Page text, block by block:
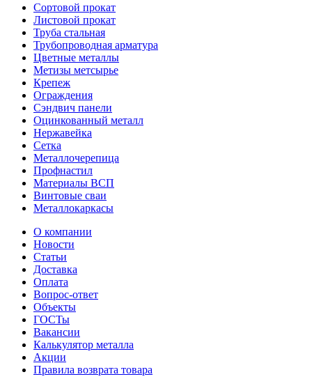
Сортовой прокат
Листовой прокат
Труба стальная
Трубопроводная арматура
Цветные металлы
Метизы метсырье
Крепеж
Ограждения
Сэндвич панели
Оцинкованный металл
Нержавейка
Сетка
Металлочерепица
Профнастил
Материалы ВСП
Винтовые сваи
Металлокаркасы
О компании
Новости
Статьи
Доставка
Оплата
Вопрос-ответ
Объекты
ГОСТы
Вакансии
Калькулятор металла
Акции
Правила возврата товара